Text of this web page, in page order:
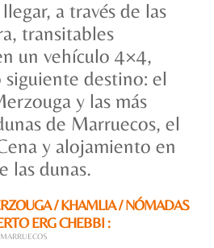
a través de las
transitables
un vehículo 4×4,
siguiente destino: el
y las más
de Marruecos, el
y alojamiento en
las dunas.
/ KHAMLIA / NÓMADAS
ERG CHEBBI :